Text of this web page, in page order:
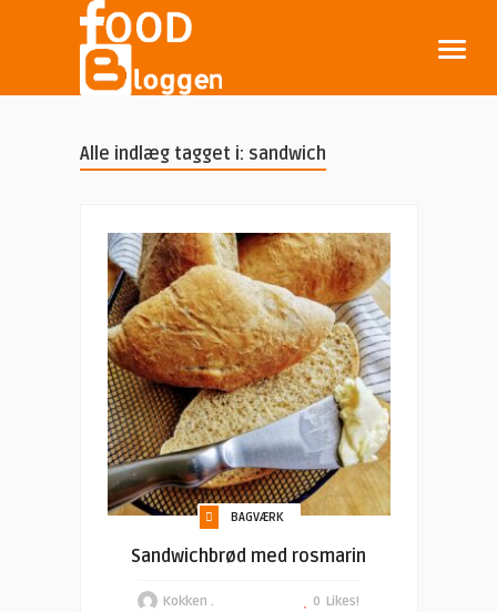
Alle indlæg tagget i: sandwich
BAGVÆRK
Sandwichbrød med rosmarin
Kokken . Likes!
0